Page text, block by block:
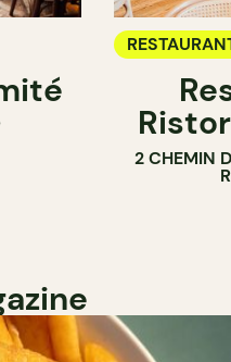
2 CHEMIN